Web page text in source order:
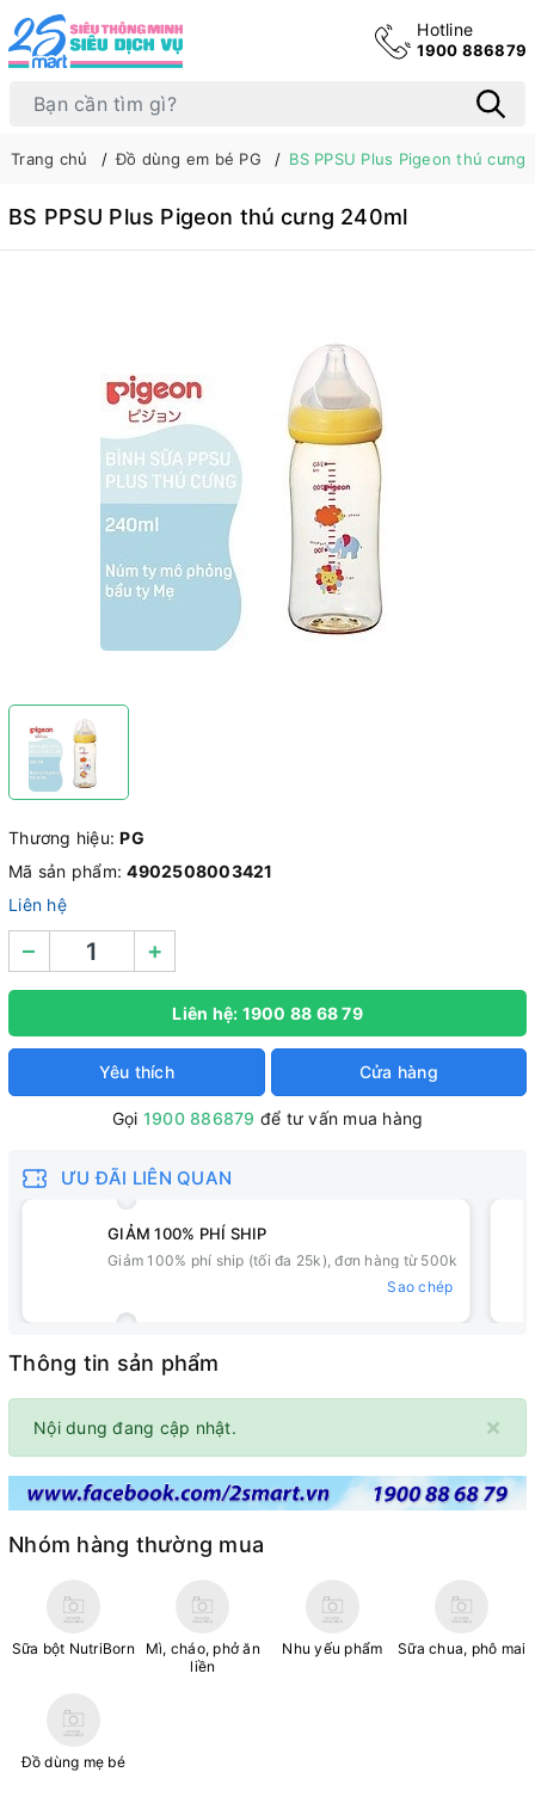
Hotline
1900 886879
Trang chủ Đồ dùng em bé PG BS PPSU Plus Pigeon thú cưng
BS PPSU Plus Pigeon thú cưng 240ml
Thương hiệu:PG
Mã sản phẩm:4902508003421
Liên hệ
– +
Liên hệ: 1900 88 68 79
Yêu thích Cửa hàng
Gọi 1900 886879 để tư vấn mua hàng
ƯU ĐÃI LIÊN QUAN
GIẢM 100% PHÍ SHIP
Giảm 100% phí ship (tối đa 25k), đơn hàng từ 500k
Sao chép
Thông tin sản phẩm
×
Nội dung đang cập nhật.
Nhóm hàng thường mua
Sữa bột NutriBorn
Mì, cháo, phở ăn
liền
Nhu yếu phẩm Sữa chua, phô mai
Đồ dùng mẹ bé